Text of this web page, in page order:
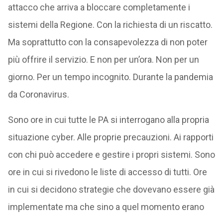
attacco che arriva a bloccare completamente i
sistemi della Regione. Con la richiesta di un riscatto.
Ma soprattutto con la consapevolezza di non poter
più offrire il servizio. E non per un’ora. Non per un
giorno. Per un tempo incognito. Durante la pandemia
da Coronavirus.
Sono ore in cui tutte le PA si interrogano alla propria
situazione cyber. Alle proprie precauzioni. Ai rapporti
con chi può accedere e gestire i propri sistemi. Sono
ore in cui si rivedono le liste di accesso di tutti. Ore
in cui si decidono strategie che dovevano essere già
implementate ma che sino a quel momento erano